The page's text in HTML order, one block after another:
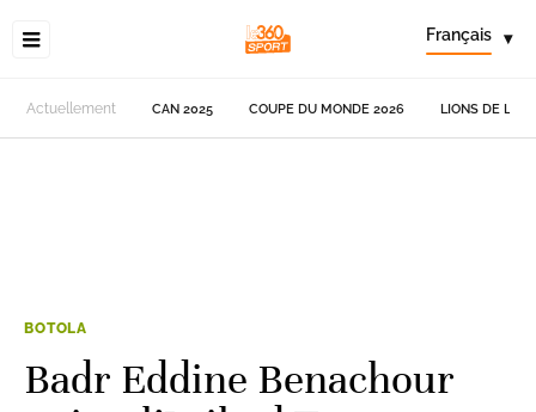
Français ▾
Actuellement CAN 2025 COUPE DU MONDE 2026 LIONS DE
BOTOLA
Badr Eddine Benachour